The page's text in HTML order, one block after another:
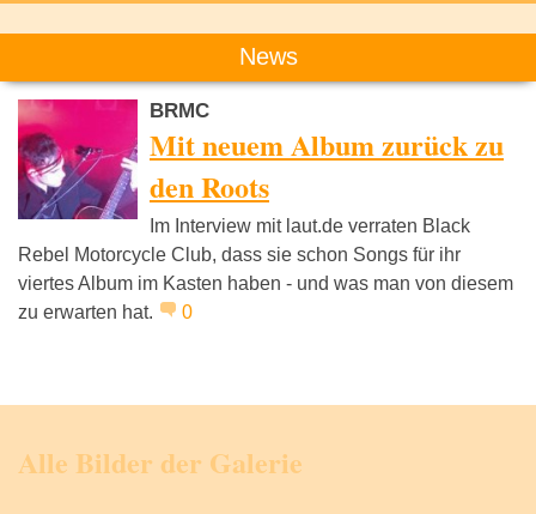
News
BRMC
Mit neuem Album zurück zu
den Roots
Im Interview mit laut.de verraten Black
Rebel Motorcycle Club, dass sie schon Songs für ihr
viertes Album im Kasten haben - und was man von diesem
zu erwarten hat.
0
Alle Bilder der Galerie